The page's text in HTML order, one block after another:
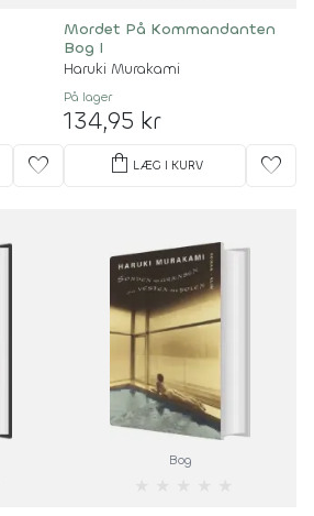
favorite
Mordet På Kommandanten
Bog I
Haruki Murakami
På lager
134,95 kr
shopping_bag LÆG I KURV favorite
Bog